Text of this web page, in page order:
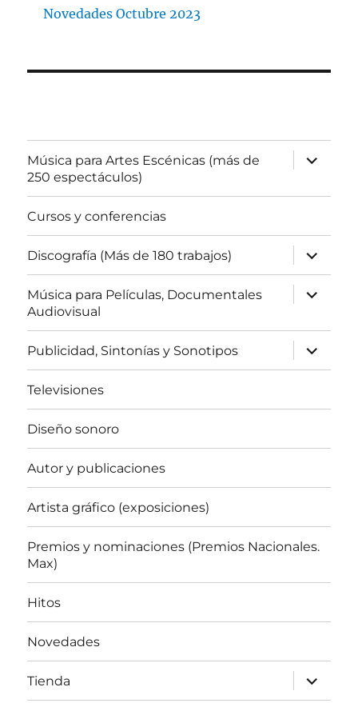
Novedades Octubre 2023
Música para Artes Escénicas (más de
250 espectáculos)
expande
el
inferior
Cursos y conferencias
Discografía (Más de 180 trabajos)
expande
el
menú
inferior
Música para Películas, Documentales
Audiovisual
expande
el
inferior
Publicidad, Sintonías y Sonotipos
expande
el
menú
Televisiones
Diseño sonoro
Autor y publicaciones
Artista gráfico (exposiciones)
Premios y nominaciones (Premios Nacionales.
Max)
Hitos
Novedades
Tienda
expande
el